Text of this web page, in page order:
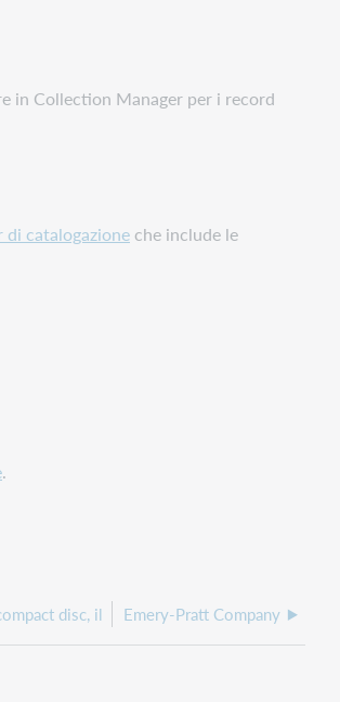
in Collection Manager per i record
di catalogazione che include le
.
disc, il Emery-Pratt Company